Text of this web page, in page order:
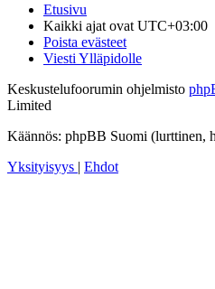
Etusivu
Kaikki ajat ovat UTC+03:00
Poista evästeet
Viesti Ylläpidolle
Keskustelufoorumin ohjelmisto
Limited
Käännös: phpBB Suomi (lurttinen,
Yksityisyys | Ehdot